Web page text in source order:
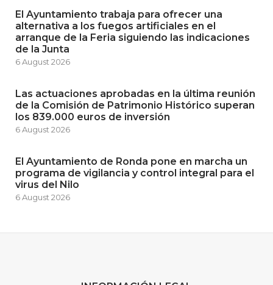
El Ayuntamiento trabaja para ofrecer una
alternativa a los fuegos artificiales en el
arranque de la Feria siguiendo las indicaciones
de la Junta
6 August 2026
Las actuaciones aprobadas en la última reunión
de la Comisión de Patrimonio Histórico superan
los 839.000 euros de inversión
6 August 2026
El Ayuntamiento de Ronda pone en marcha un
programa de vigilancia y control integral para el
virus del Nilo
6 August 2026